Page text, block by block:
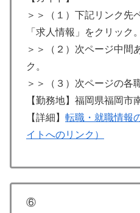
＞＞（１）下記リンク先
「求人情報」をクリック。
＞＞（２）次ページ中間
ク。
＞＞（３）次ページの各
【勤務地】福岡県福岡
【詳細】 転職・就職情報
イトへのリンク）
⑥